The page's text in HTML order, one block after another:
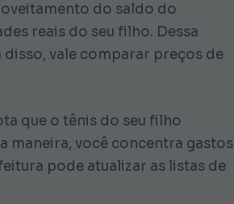
do saldo do
reais do seu filho. Dessa
vale comparar preços de
que o tênis do seu filho
maneira, você concentra gastos
pode atualizar as listas de